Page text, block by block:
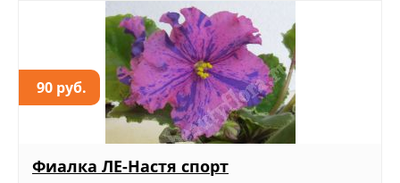
90 руб.
Фиалка ЛЕ-Настя спорт